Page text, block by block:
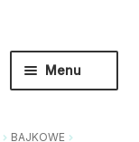
Menu
BAJKOWE